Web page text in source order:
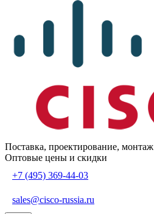
Поставка, проектирование, монтаж
Оптовые цены и скидки
+7 (495) 369-44-03
sales@cisco-russia.ru